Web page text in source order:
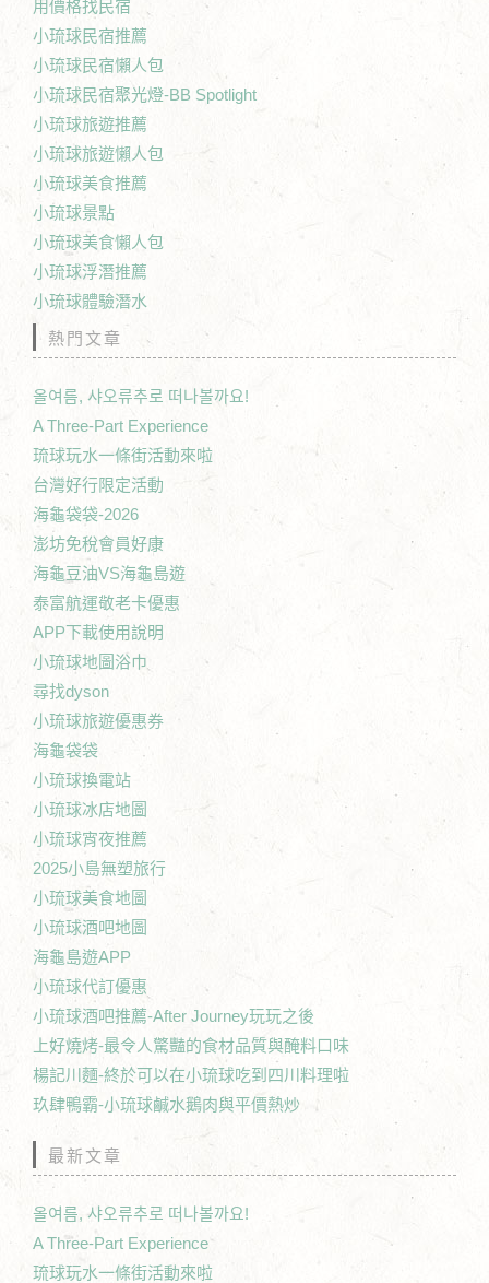
用價格找民宿
小琉球民宿推薦
小琉球民宿懶人包
小琉球民宿聚光燈-BB Spotlight
小琉球旅遊推薦
小琉球旅遊懶人包
小琉球美食推薦
小琉球景點
小琉球美食懶人包
小琉球浮潛推薦
小琉球體驗潛水
熱門文章
올여름, 샤오류추로 떠나볼까요!
A Three-Part Experience
琉球玩水一條街活動來啦
台灣好行限定活動
海龜袋袋-2026
澎坊免稅會員好康
海龜豆油VS海龜島遊
泰富航運敬老卡優惠
APP下載使用說明
小琉球地圖浴巾
尋找dyson
小琉球旅遊優惠券
海龜袋袋
小琉球換電站
小琉球冰店地圖
小琉球宵夜推薦
2025小島無塑旅行
小琉球美食地圖
小琉球酒吧地圖
海龜島遊APP
小琉球代訂優惠
小琉球酒吧推薦-After Journey玩玩之後
上好燒烤-最令人驚豔的食材品質與醃料口味
楊記川麵-終於可以在小琉球吃到四川料理啦
玖肆鴨霸-小琉球鹹水鵝肉與平價熱炒
最新文章
올여름, 샤오류추로 떠나볼까요!
A Three-Part Experience
琉球玩水一條街活動來啦